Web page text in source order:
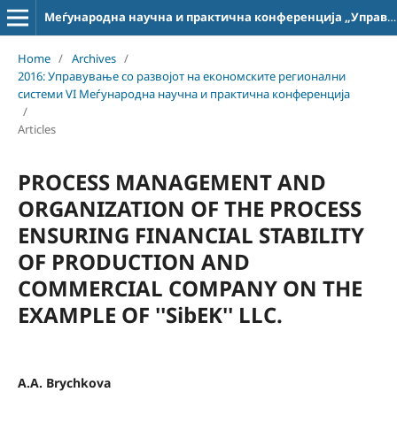
Меѓународна научна и практична конференција „Управување со развојот на економските регионални системи“
Home / Archives /
2016: Управување со развојот на економските регионални
системи VI Меѓународна научна и практична конференција
/
Articles
PROCESS MANAGEMENT AND
ORGANIZATION OF THE PROCESS
ENSURING FINANCIAL STABILITY
OF PRODUCTION AND
COMMERCIAL COMPANY ON THE
EXAMPLE OF ''SibEK'' LLC.
A.A. Brychkova